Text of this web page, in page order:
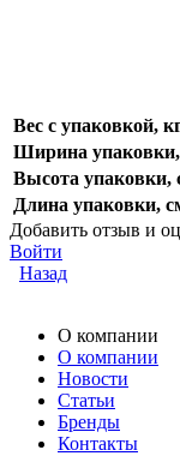
Вес с упаковкой,
Ширина
Высота упаковки,
Длина упаковки,
Добавить отзыв и
Войти
Назад
О компании
О компании
Новости
Статьи
Бренды
Контакты